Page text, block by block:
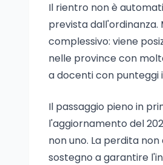
Il rientro non è
prevista
complessivo: viene
nelle province con
a docenti con punteggi
Il passaggio pieno in
l'aggiornamento del
non uno. La perdita
sostegno a garantire